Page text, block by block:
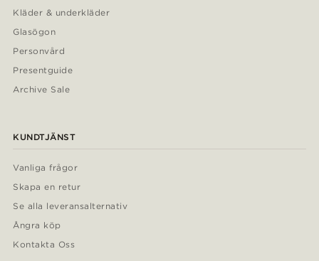
Kläder & underkläder
Glasögon
Personvård
Presentguide
Archive Sale
KUNDTJÄNST
Vanliga frågor
Skapa en retur
Se alla leveransalternativ
Ångra köp
Kontakta Oss